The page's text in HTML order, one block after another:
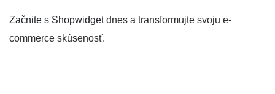
Začnite s Shopwidgetdnes a transformujte svoju e-
commerce skúsenosť.